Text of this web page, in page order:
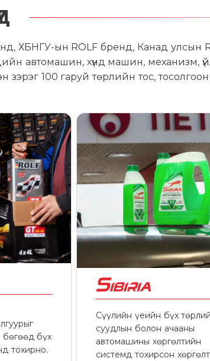
ХБНГУ-ын ROLF бренд, Канад
автомашин, хүнд машин, механизм,
зэрэг 100 гаруй төрлийн тос,
бөгөөд бүх
тохирно.
Сүүлийн үеийн бүх
суудлын болон ачааны
автомашины хөргөлтийн
системд тохирсон